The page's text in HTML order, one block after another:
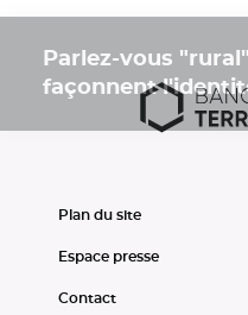
Parlez-vous
façonnent
Plan du site
Espace presse
Contact